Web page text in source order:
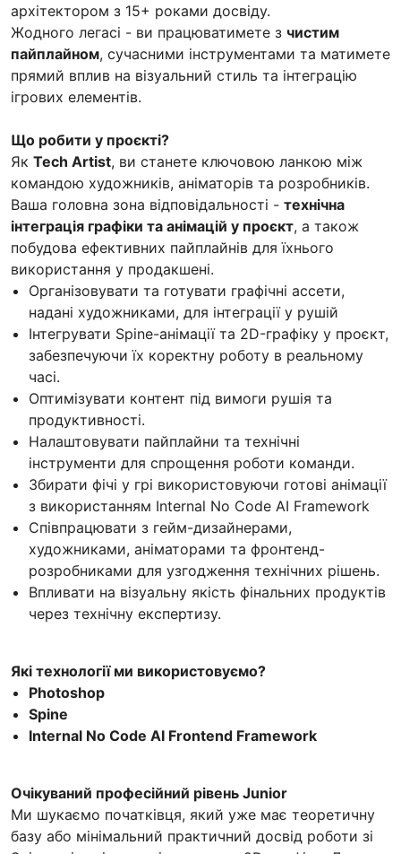
архітектором з 15+ роками досвіду.
Жодного легасі - ви працюватимете з чистим
пайплайном, сучасними інструментами та матимете
прямий вплив на візуальний стиль та інтеграцію
ігрових елементів.
Що робити у проєкті?
Як Tech Artist, ви станете ключовою ланкою між
командою художників, аніматорів та розробників.
Ваша головна зона відповідальності - технічна
інтеграція графіки та анімацій у проєкт, а також
побудова ефективних пайплайнів для їхнього
використання у продакшені.
Організовувати та готувати графічні ассети,
надані художниками, для інтеграції у рушій
Інтегрувати Spine-анімації та 2D-графіку у проєкт,
забезпечуючи їх коректну роботу в реальному
часі.
Оптимізувати контент під вимоги рушія та
продуктивності.
Налаштовувати пайплайни та технічні
інструменти для спрощення роботи команди.
Збирати фічі у грі використовуючи готові анімації
з використанням Internal No Code AI Framework
Співпрацювати з гейм-дизайнерами,
художниками, аніматорами та фронтенд-
розробниками для узгодження технічних рішень.
Впливати на візуальну якість фінальних продуктів
через технічну експертизу.
Які технології ми використовуємо?
Photoshop
Spine
Internal No Code AI Frontend Framework
Очікуваний професійний рівень Junior
Ми шукаємо початківця, який уже має теоретичну
базу або мінімальний практичний досвід роботи зі